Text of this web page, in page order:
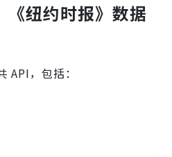
纽约时报》数据
API，包括：